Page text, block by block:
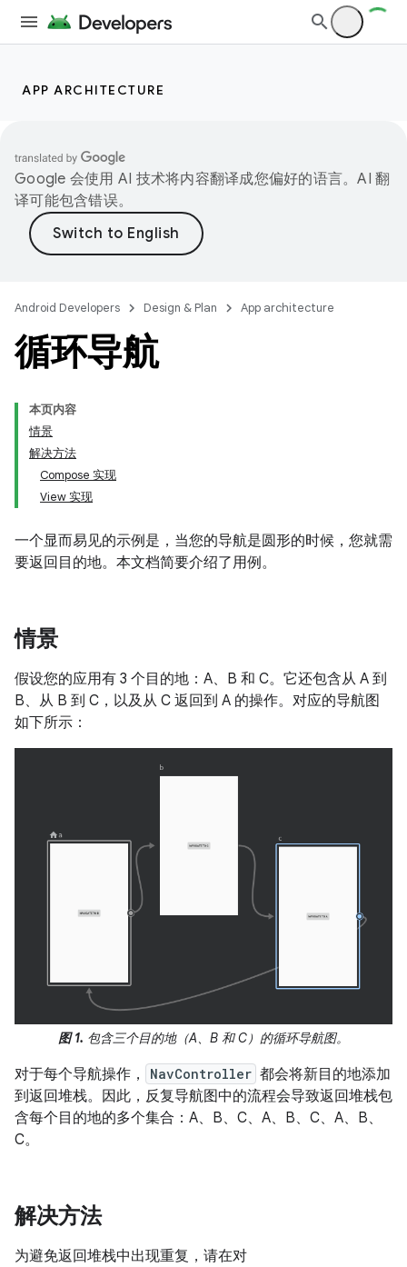
APP ARCHITECTURE
Google 会使用 AI 技术将内容翻译成您偏好的语言。AI 翻
译可能包含错误。
Android Developers Design & Plan App architecture
循环导航
本页内容
情景
解决方法
Compose 实现
View 实现
一个显而易见的示例是，当您的导航是圆形的时候，您就需
要返回目的地。本文档简要介绍了用例。
情景
假设您的应用有 3 个目的地：A、B 和 C。它还包含从 A 到
B、从 B 到 C，以及从 C 返回到 A 的操作。对应的导航图
如下所示：
图 1. 包含三个目的地（A、B 和 C）的循环导航图。
对于每个导航操作， NavController 都会将新目的地添加
到返回堆栈。因此，反复导航图中的流程会导致返回堆栈包
含每个目的地的多个集合：A、B、C、A、B、C、A、B、
C。
解决方法
为避免返回堆栈中出现重复，请在对